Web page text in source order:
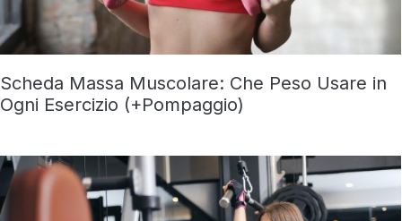
Scheda Massa Muscolare: Che Peso Usare in
Ogni Esercizio (+Pompaggio)